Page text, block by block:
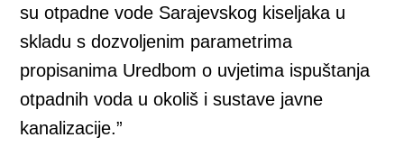
su otpadne vode Sarajevskog kiseljaka u
skladu s dozvoljenim parametrima
propisanima Uredbom o uvjetima ispuštanja
otpadnih voda u okoliš i sustave javne
kanalizacije.”